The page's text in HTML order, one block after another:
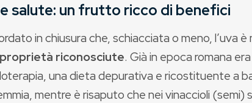
salute: un frutto ricco di benefici
in chiusura che, schiacciata o meno, l’uva
riconosciute. Già in epoca romana
una dieta depurativa e ricostituente a
mentre è risaputo che nei vinaccioli